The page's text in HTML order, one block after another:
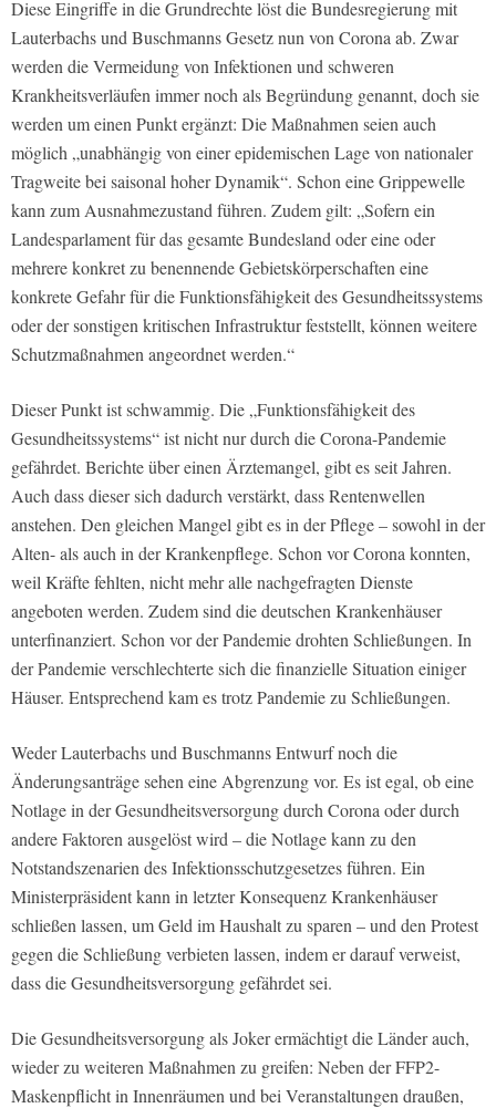
Diese Eingriffe in die Grundrechte löst die Bundesregierung mit
Lauterbachs und Buschmanns Gesetz nun von Corona ab. Zwar
werden die Vermeidung von Infektionen und schweren
Krankheitsverläufen immer noch als Begründung genannt, doch sie
werden um einen Punkt ergänzt: Die Maßnahmen seien auch
möglich „unabhängig von einer epidemischen Lage von nationaler
Tragweite bei saisonal hoher Dynamik“. Schon eine Grippewelle
kann zum Ausnahmezustand führen. Zudem gilt: „Sofern ein
Landesparlament für das gesamte Bundesland oder eine oder
mehrere konkret zu benennende Gebietskörperschaften eine
konkrete Gefahr für die Funktionsfähigkeit des Gesundheitssystems
oder der sonstigen kritischen Infrastruktur feststellt, können weitere
Schutzmaßnahmen angeordnet werden.“
Dieser Punkt ist schwammig. Die „Funktionsfähigkeit des
Gesundheitssystems“ ist nicht nur durch die Corona-Pandemie
gefährdet. Berichte über einen Ärztemangel, gibt es seit Jahren.
Auch dass dieser sich dadurch verstärkt, dass Rentenwellen
anstehen. Den gleichen Mangel gibt es in der Pflege – sowohl in der
Alten- als auch in der Krankenpflege. Schon vor Corona konnten,
weil Kräfte fehlten, nicht mehr alle nachgefragten Dienste
angeboten werden. Zudem sind die deutschen Krankenhäuser
unterfinanziert. Schon vor der Pandemie drohten Schließungen. In
der Pandemie verschlechterte sich die finanzielle Situation einiger
Häuser. Entsprechend kam es trotz Pandemie zu Schließungen.
Weder Lauterbachs und Buschmanns Entwurf noch die
Änderungsanträge sehen eine Abgrenzung vor. Es ist egal, ob eine
Notlage in der Gesundheitsversorgung durch Corona oder durch
andere Faktoren ausgelöst wird – die Notlage kann zu den
Notstandszenarien des Infektionsschutzgesetzes führen. Ein
Ministerpräsident kann in letzter Konsequenz Krankenhäuser
schließen lassen, um Geld im Haushalt zu sparen – und den Protest
gegen die Schließung verbieten lassen, indem er darauf verweist,
dass die Gesundheitsversorgung gefährdet sei.
Die Gesundheitsversorgung als Joker ermächtigt die Länder auch,
wieder zu weiteren Maßnahmen zu greifen: Neben der FFP2-
Maskenpflicht in Innenräumen und bei Veranstaltungen draußen,